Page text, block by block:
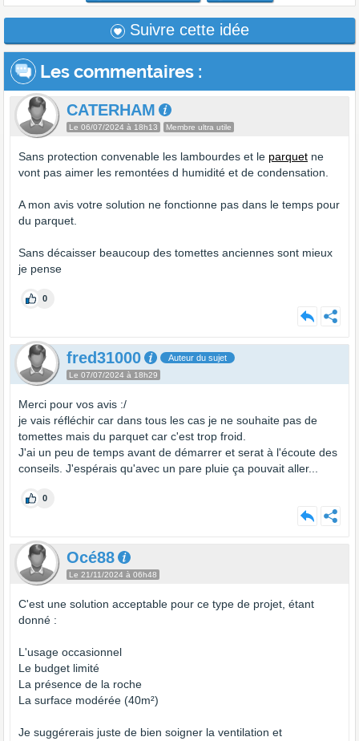
Suivre cette idée
Les commentaires :
CATERHAM
Le 06/07/2024 à 18h13 Membre ultra utile
Sans protection convenable les lambourdes et le parquet ne
vont pas aimer les remontées d humidité et de condensation.
A mon avis votre solution ne fonctionne pas dans le temps pour
du parquet.
Sans décaisser beaucoup des tomettes anciennes sont mieux
je pense
0
fred31000 Auteur du sujet
Le 07/07/2024 à 18h29
Merci pour vos avis :/
je vais réfléchir car dans tous les cas je ne souhaite pas de
tomettes mais du parquet car c'est trop froid.
J'ai un peu de temps avant de démarrer et serat à l'écoute des
conseils. J'espérais qu'avec un pare pluie ça pouvait aller...
0
Océ88
Le 21/11/2024 à 06h48
C'est une solution acceptable pour ce type de projet, étant
donné :
L'usage occasionnel
Le budget limité
La présence de la roche
La surface modérée (40m²)
Je suggérerais juste de bien soigner la ventilation et